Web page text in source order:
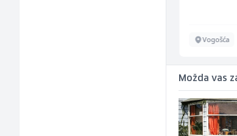
Vogošća
Možda vas